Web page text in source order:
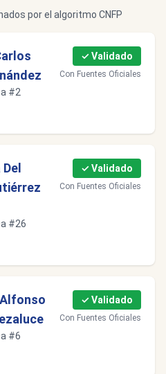
por el algoritmo CNFP
#2
✓ Validado
Con Fuentes Oficiales
#26
✓ Validado
Con Fuentes Oficiales
#6
✓ Validado
Con Fuentes Oficiales